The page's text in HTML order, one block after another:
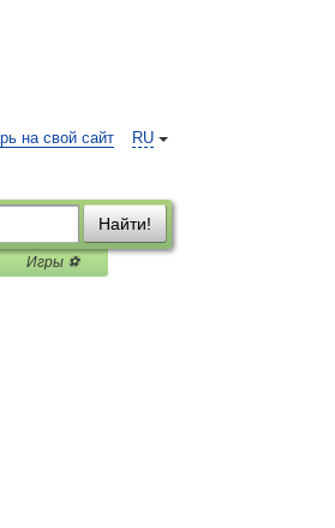
RU
на свой сайт
Найти!
Игры ⚽